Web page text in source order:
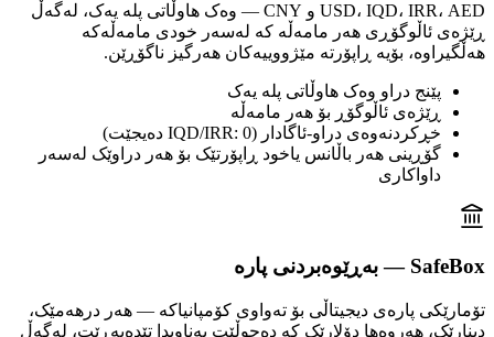
USD، IQD، IRR، AED و CNY — وەک هاوڵاتی پلە یەک، لەگەڵ
ڕێژەی ئاڵوگۆڕی هەر مامەڵە کە لەسەر خودی مامەڵەکە
هەڵگیراوە، بۆیە ڕاپۆرتە مێژووییەکان هەرگیز ناگۆڕێن.
پێنج دراو وەک هاوڵاتی پلە یەک
ڕێژەی ئاڵوگۆڕ بۆ هەر مامەڵە
خڕکردنەوەی دراو-ئاگادار (IQD/IRR: 0 دەیجێت)
گۆڕینی هەر باڵانس یاخود ڕاپۆرتێک بۆ هەر دراوێک لەسەر
داواکاری
SafeBox — بەڕێوەبردنی پارە
تۆمارێکی پارەی دیجیتاڵی بۆ تەواوی کۆمپانیاکە — هەر درهەمێک،
دینارێک، هەروەها دۆلارێک کە دەجوڵێت بەناویدا تێدەپەڕێت، لەگەڵ